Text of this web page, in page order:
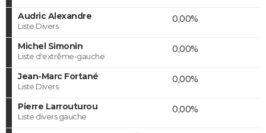
Audric Alexandre
Liste Divers
0,00%
Michel Simonin
Liste d'extrême-gauche
0,00%
Jean-Marc Fortané
Liste Divers
0,00%
Pierre Larrouturou
Liste divers gauche
0,00%